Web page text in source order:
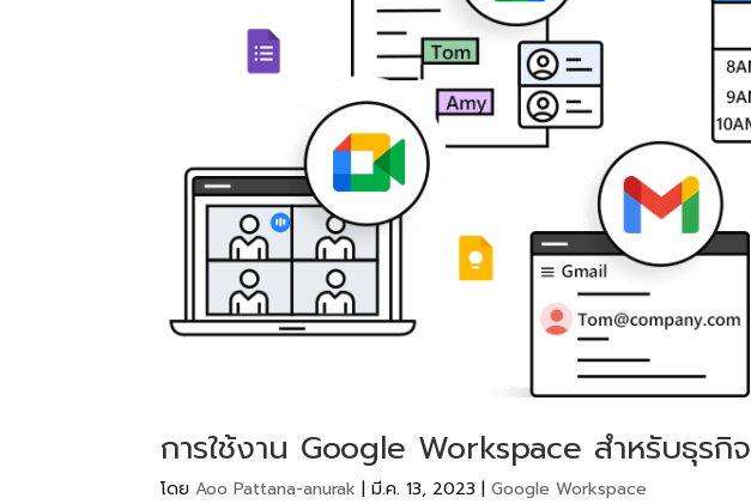
การใช้งาน Google Workspace สำหรับธุรกิจ
โดยAoo Pattana-anurak |มี.ค. 13, 2023 |Google Workspace